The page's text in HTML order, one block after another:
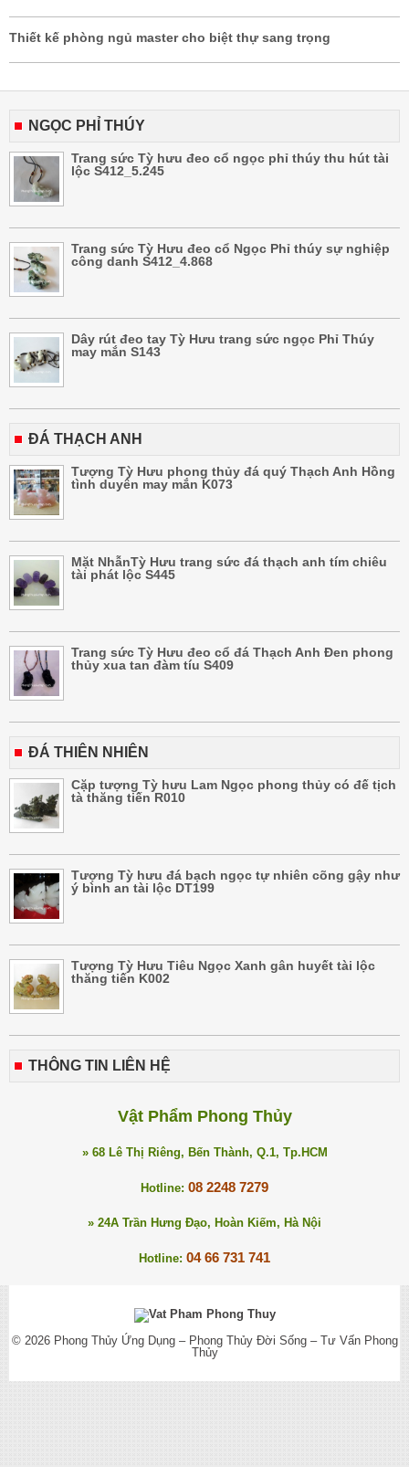
Thiết kế phòng ngủ master cho biệt thự sang trọng
NGỌC PHỈ THÚY
Trang sức Tỳ hưu đeo cổ ngọc phỉ thúy thu hút tài
lộc S412_5.245
Trang sức Tỳ Hưu đeo cổ Ngọc Phỉ thúy sự nghiệp
công danh S412_4.868
Dây rút đeo tay Tỳ Hưu trang sức ngọc Phỉ Thúy
may mắn S143
ĐÁ THẠCH ANH
Tượng Tỳ Hưu phong thủy đá quý Thạch Anh Hồng
tình duyên may mắn K073
Mặt NhẫnTỳ Hưu trang sức đá thạch anh tím chiêu
tài phát lộc S445
Trang sức Tỳ Hưu đeo cổ đá Thạch Anh Đen phong
thủy xua tan đàm tíu S409
ĐÁ THIÊN NHIÊN
Cặp tượng Tỳ hưu Lam Ngọc phong thủy có đế tịch
tà thăng tiến R010
Tượng Tỳ hưu đá bạch ngọc tự nhiên cõng gậy như
ý bình an tài lộc DT199
Tượng Tỳ Hưu Tiêu Ngọc Xanh gân huyết tài lộc
thăng tiến K002
THÔNG TIN LIÊN HỆ
Vật Phẩm Phong Thủy
» 68 Lê Thị Riêng, Bến Thành, Q.1, Tp.HCM
Hotline: 08 2248 7279
» 24A Trần Hưng Đạo, Hoàn Kiếm, Hà Nội
Hotline: 04 66 731 741
© 2026 Phong Thủy Ứng Dụng – Phong Thủy Đời Sống – Tư Vấn Phong
Thủy